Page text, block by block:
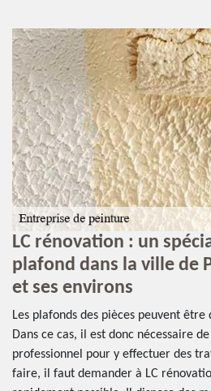
LC rénovation : un
plafond dans la ville de
et ses environs
Les plafonds des pièces peuvent
Dans ce cas, il est donc nécessaire
professionnel pour y effectuer des
faire, il faut demander à LC